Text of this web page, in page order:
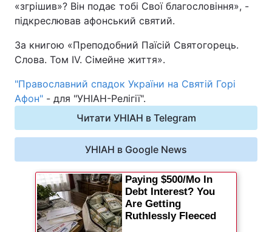
«згрішив»? Він подає тобі Свої благословіння», -
підкреслював афонський святий.
За книгою «Преподобний Паїсій Святогорець.
Слова. Том IV. Сімейне життя».
"Православний спадок України на Святій Горі
Афон" - для "УНІАН-Релігії".
Читати УНІАН в Telegram
УНІАН в Google News